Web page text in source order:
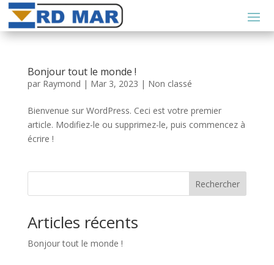
Bonjour tout le monde !
par Raymond | Mar 3, 2023 | Non classé
Bienvenue sur WordPress. Ceci est votre premier
article. Modifiez-le ou supprimez-le, puis commencez à
écrire !
Rechercher
Articles récents
Bonjour tout le monde !